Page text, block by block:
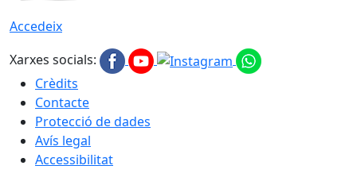
Accedeix
Xarxes socials:
Crèdits
Contacte
Protecció de dades
Avís legal
Accessibilitat